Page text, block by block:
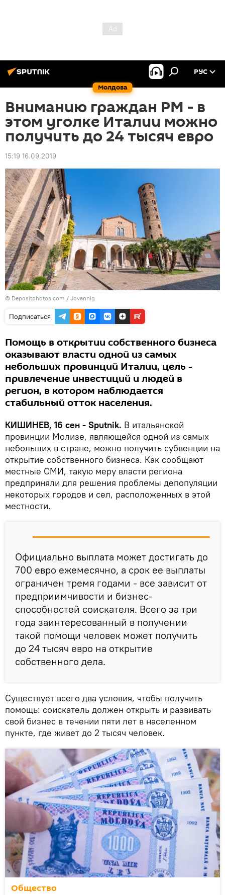
Молдова
РУС
Вниманию граждан РМ - в
этом уголке Италии можно
получить до 24 тысяч евро
15:19 16.09.2019
© Depositphotos.com / Jovannig
Подписаться
Помощь в открытии собственного бизнеса
оказывают власти одной из самых
небольших провинций Италии, цель -
привлечение инвестиций и людей в
регион, в котором наблюдается
стабильный отток населения.
КИШИНЕВ, 16 сен - Sputnik. В итальянской
провинции Молизе, являющейся одной из самых
небольших в стране, можно получить субвенции на
открытие собственного бизнеса. Как сообщают
местные СМИ, такую меру власти региона
предприняли для решения проблемы депопуляции
некоторых городов и сел, расположенных в этой
местности.
Официально выплата может достигать до
700 евро ежемесячно, а срок ее выплаты
ограничен тремя годами - все зависит от
предприимчивости и бизнес-
способностей соискателя. Всего за три
года заинтересованный в получении
такой помощи человек может получить
до 24 тысяч евро на открытие
собственного дела.
Существует всего два условия, чтобы получить
помощь: соискатель должен открыть и развивать
свой бизнес в течении пяти лет в населенном
пункте, где живет до 2 тысяч человек.
Общество